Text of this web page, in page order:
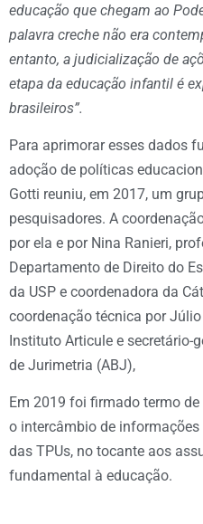
educação que chegam ao
palavra creche não era
entanto, a judicialização de
etapa da educação infantil é
brasileiros”.
Para aprimorar esses dados
adoção de políticas
Gotti reuniu, em 2017, um
pesquisadores. A
por ela e por Nina Ranieri,
Departamento de Direito do
da USP e coordenadora da
coordenação técnica por
Instituto Articule e secretário-
de Jurimetria (ABJ),
Em 2019 foi firmado termo
o intercâmbio de
das TPUs, no tocante aos
fundamental à educação.